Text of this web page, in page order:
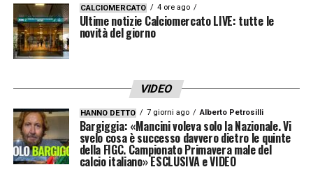
CALCIOMERCATO 4 ore ago
Ultime notizie Calciomercato LIVE: tutte le
novità del giorno
VIDEO
HANNO DETTO 7 giorni ago Alberto Petrosilli
Bargiggia: «Mancini voleva solo la Nazionale. Vi
svelo cosa è successo davvero dietro le quinte
della FIGC. Campionato Primavera male del
calcio italiano» ESCLUSIVA e VIDEO